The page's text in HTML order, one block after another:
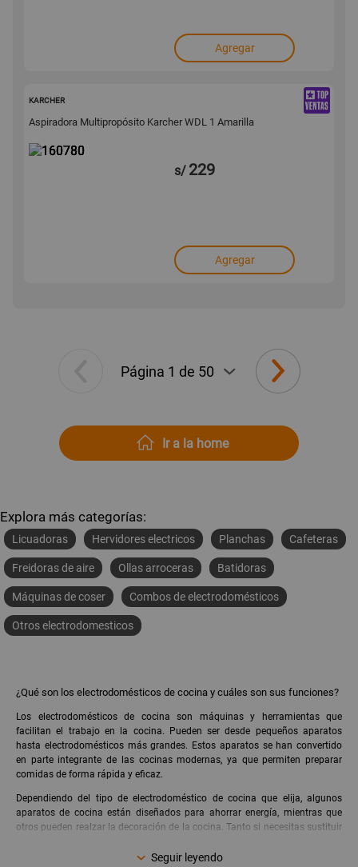
Agregar
KARCHER
Aspiradora Multipropósito Karcher WDL 1 Amarilla
s/ 229
Agregar
Ir a la home
Explora más categorías:
Licuadoras Hervidores electricos Planchas Cafeteras
Freidoras de aire Ollas arroceras Batidoras
Máquinas de coser Combos de electrodomésticos
Otros electrodomesticos
¿Qué son los electrodomésticos de cocina y cuáles son sus funciones?
Los electrodomésticos de cocina son máquinas y herramientas que
facilitan el trabajo en la cocina. Pueden ser desde pequeños aparatos
hasta electrodomésticos más grandes. Estos aparatos se han convertido
en parte integrante de las cocinas modernas, ya que permiten preparar
comidas de forma rápida y eficaz.
Dependiendo del tipo de electrodoméstico de cocina que elija, algunos
aparatos de cocina están diseñados para ahorrar energía, mientras que
otros pueden realzar la decoración de la cocina. Tanto si necesitas sustituir
es importante saber qué electrodomésticos de cocina se adaptan mejor a
Seguir leyendo